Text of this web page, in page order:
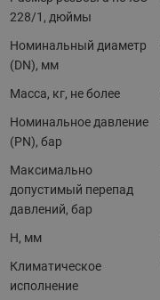
228/1, дюймы
Номинальный диаметр
(DN), мм
Масса, кг, не более
Номинальное давление
(PN), бар
Максимально
допустимый перепад
давлений, бар
H, мм
Климатическое
исполнение